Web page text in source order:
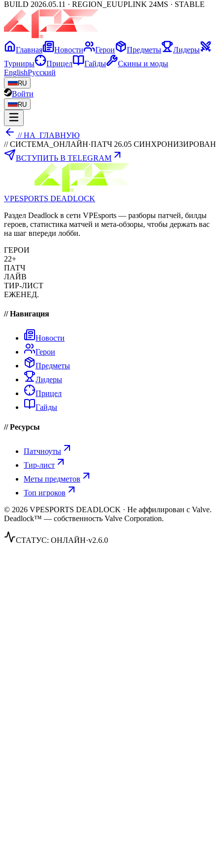
BUILD 2026.05.11 · REGION_EUUPLINK 24MS · STABLE
Главная Новости Герои Предметы
Лидеры
Турниры
Прицел Гайды
Скины и моды
EnglishРусский
RU
Войти
RU
// НА_ГЛАВНУЮ
// СИСТЕМА_ОНЛАЙН·ПАТЧ 26.05 СИНХРОНИЗИРОВАН
ВСТУПИТЬ В TELEGRAM
VPESPORTS DEADLOCK
Раздел Deadlock в сети VPEsports — разборы патчей, билды
героев, статистика матчей и мета-обзоры, чтобы держать вас
на шаг впереди лобби.
ГЕРОИ
22+
ПАТЧ
ЛАЙВ
ТИР-ЛИСТ
ЕЖЕНЕД.
// Навигация
Новости
Герои
Предметы
Лидеры
Прицел
Гайды
// Ресурсы
Патчноуты
Тир-лист
Меты предметов
Топ игроков
© 2026 VPESPORTS DEADLOCK · Не аффилирован с Valve.
Deadlock™ — собственность Valve Corporation.
СТАТУС: ОНЛАЙН·v2.6.0